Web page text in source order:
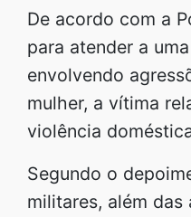
De acordo com a
para atender a
envolvendo
mulher, a vítima
violência
Segundo o
militares, além das